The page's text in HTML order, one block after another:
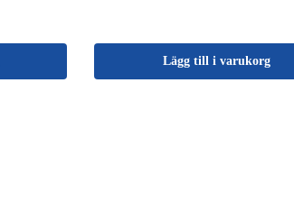
Lägg till i varukorg